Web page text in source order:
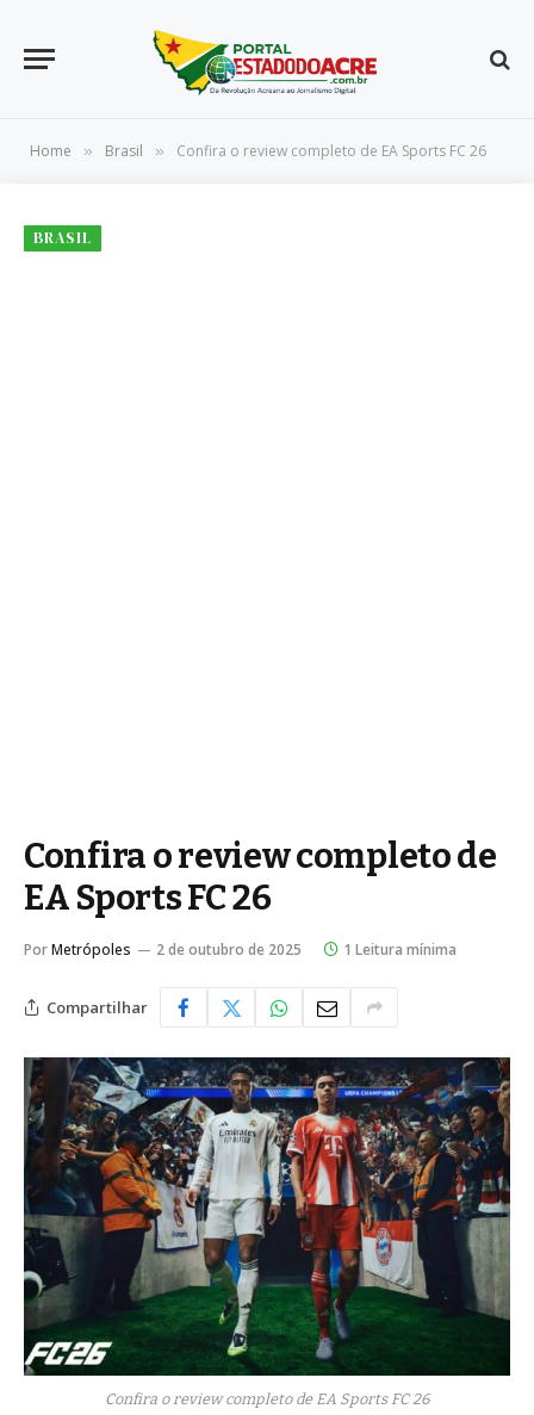
Home » Brasil » Confira o review completo de EA Sports FC 26
BRASIL
Confira o review completo de
EA Sports FC 26
PorMetrópoles 2 de outubro de 2025 1 Leitura mínima
Compartilhar
Confira o review completo de EA Sports FC 26